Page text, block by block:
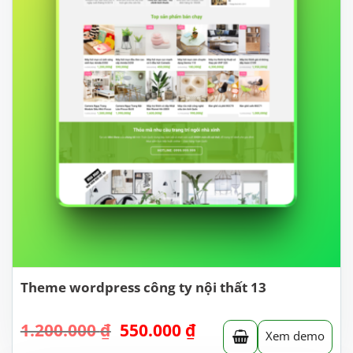
Theme wordpress công ty nội thất 13
1.200.000₫ Giá
550.000 ₫Giá
hiện Xem demo